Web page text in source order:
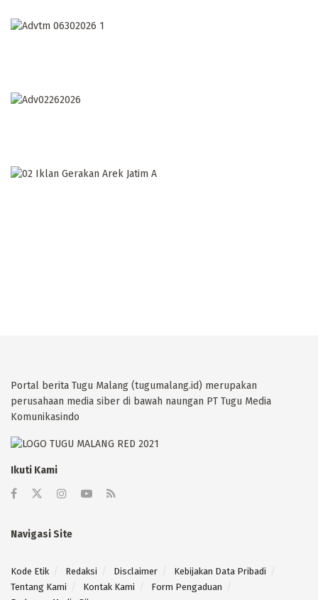
Portal berita Tugu Malang (tugumalang.id) merupakan
perusahaan media siber di bawah naungan PT Tugu Media
Komunikasindo
Ikuti Kami
Navigasi Site
Kode Etik Redaksi Disclaimer
Kebijakan Data Pribadi
Tentang Kami
Kontak Kami
Form Pengaduan